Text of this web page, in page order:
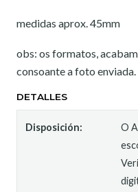
medidas aprox. 45mm
obs: os formatos,
consoante a foto enviada.
DETALLES
Disposición:
O